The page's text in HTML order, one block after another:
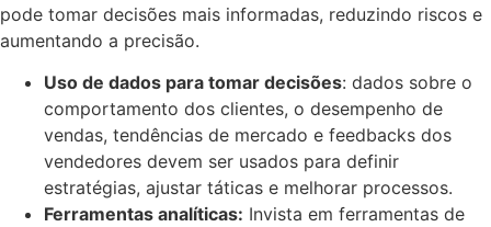
pode tomar decisões mais informadas, reduzindo riscos e
aumentando a precisão.
Uso de dados para tomar decisões: dados sobre o
comportamento dos clientes, o desempenho de
vendas, tendências de mercado e feedbacks dos
vendedores devem ser usados para definir
estratégias, ajustar táticas e melhorar processos.
Ferramentas analíticas: Invista em ferramentas de